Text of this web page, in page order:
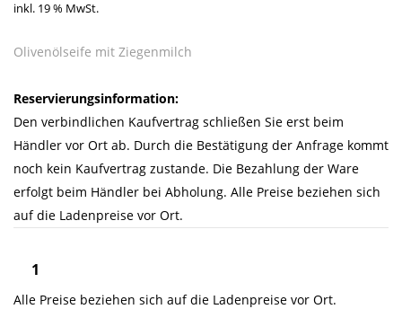
Passwort vergessen?
inkl. 19 % MwSt.
Olivenölseife mit Ziegenmilch
Reservierungsinformation:
Den verbindlichen Kaufvertrag schließen Sie erst beim
Händler vor Ort ab. Durch die Bestätigung der Anfrage kommt
noch kein Kaufvertrag zustande. Die Bezahlung der Ware
erfolgt beim Händler bei Abholung. Alle Preise beziehen sich
auf die Ladenpreise vor Ort.
Alle Preise beziehen sich auf die Ladenpreise vor Ort.